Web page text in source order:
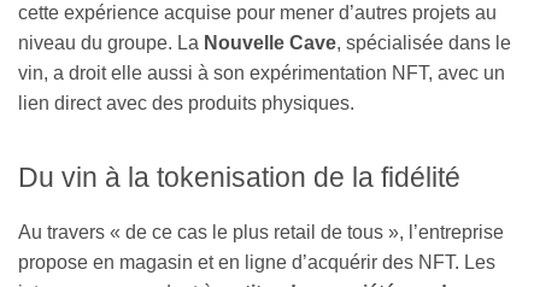
cette expérience acquise pour mener d’autres projets au
niveau du groupe. La Nouvelle Cave, spécialisée dans le
vin, a droit elle aussi à son expérimentation NFT, avec un
lien direct avec des produits physiques.
Du vin à la tokenisation de la fidélité
Au travers « de ce cas le plus retail de tous », l’entreprise
propose en magasin et en ligne d’acquérir des NFT. Les